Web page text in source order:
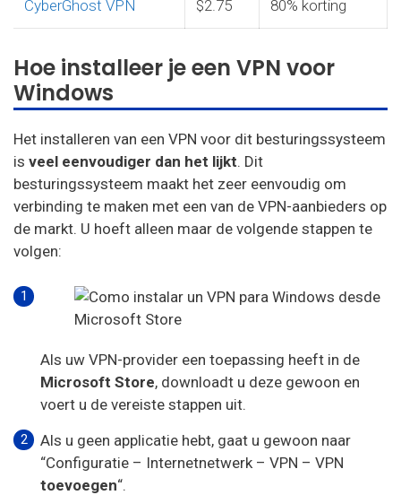
CyberGhost VPN $2.75 80% korting
Hoe installeer je een VPN voor
Windows
Het installeren van een VPN voor dit besturingssysteem
is veel eenvoudiger dan het lijkt. Dit
besturingssysteem maakt het zeer eenvoudig om
verbinding te maken met een van de VPN-aanbieders op
de markt. U hoeft alleen maar de volgende stappen te
volgen:
Als uw VPN-provider een toepassing heeft in de
Microsoft Store, downloadt u deze gewoon en
voert u de vereiste stappen uit.
Als u geen applicatie hebt, gaat u gewoon naar
“Configuratie – Internetnetwerk – VPN – VPN
toevoegen“.